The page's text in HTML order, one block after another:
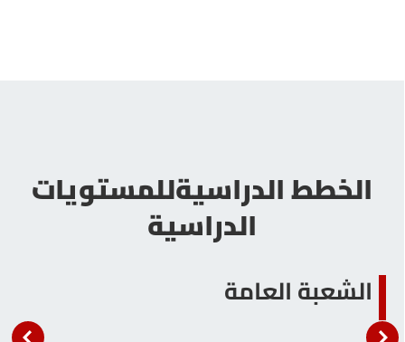
الخطط الدراسيةللمستويات
الدراسية
الشعبة العامة